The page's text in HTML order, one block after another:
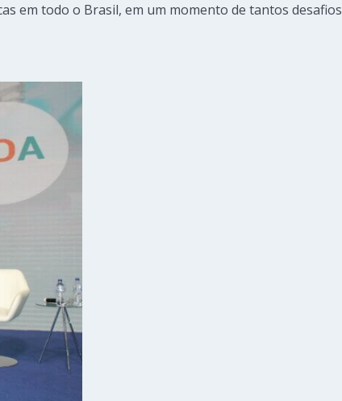
em todo o Brasil, em um momento de tantos desafios